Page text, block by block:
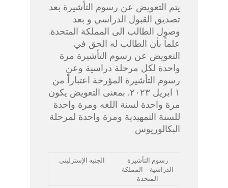
يتم التعويض عن رسوم التأشيرة بعد
تصديق القبول الدراسي و بعد
وصول الطالب الى المملكة المتحدة.
علماً بأن الطالب له الحق في
التعويض عن رسوم التأشيرة مرة
واحدة لكل مرحلة دراسية وعن
رسوم التأشيرة المؤرخة اعتباراً من
١ ابريل ٢٠٢٣. بمعنى التعويض يكون
مرة واحدة لسنة اللغه ومرة واحدة
للسنة التمهيدية ومرة واحدة لمرحلة
البكالوريوس
الجنيه الإسترليني
رسوم التأشيرة
الدراسية – المملكة
المتحدة